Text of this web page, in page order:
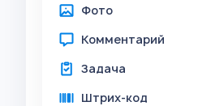
Фото
Комментарий
Задача
Штрих-код